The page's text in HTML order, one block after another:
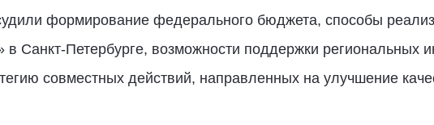
формирование федерального бюджета, способы
Санкт-Петербурге, возможности поддержки региональных
совместных действий, направленных на улучшение